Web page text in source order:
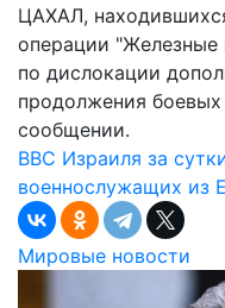
ЦАХАЛ,
операции
по дислокации
продолжения
сообщении.
ВВС Израиля за
военнослужащих из
Мировые новости